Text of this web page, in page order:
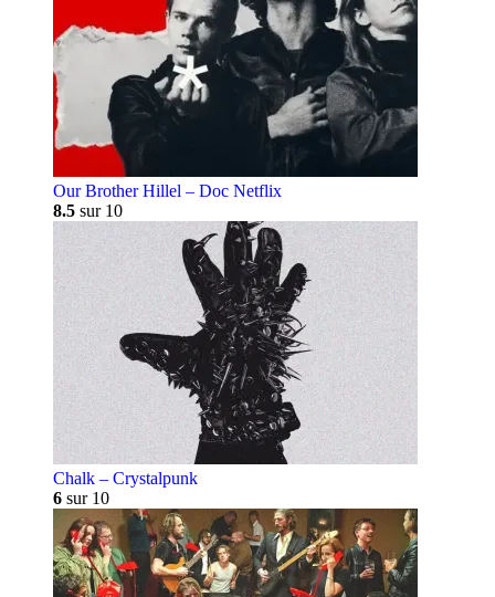
Our Brother Hillel – Doc Netflix
8.5 sur 10
Chalk – Crystalpunk
6 sur 10